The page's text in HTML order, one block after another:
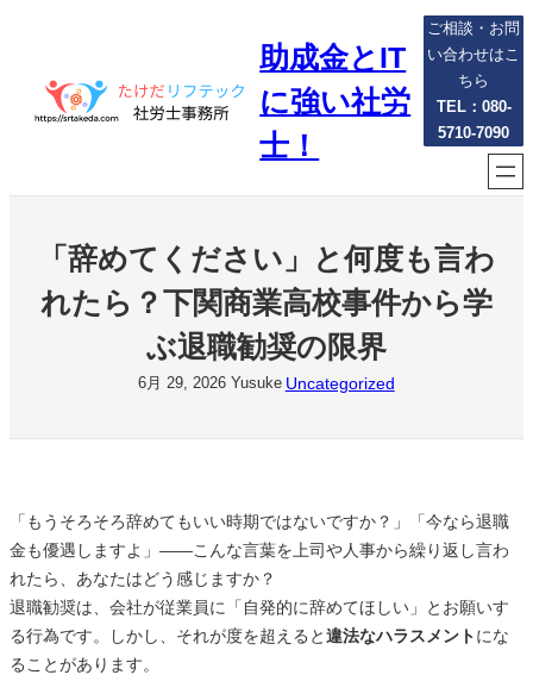
プ
助成金とIT
に強い社労
士！
ご相談・お問
い合わせはこ
ちら
TEL：080-
5710-7090
「辞めてください」と何度も言わ
れたら？下関商業高校事件から学
ぶ退職勧奨の限界
6月 29, 2026 Yusuke Uncategorized
「もうそろそろ辞めてもいい時期ではないですか？」「今なら退職
金も優遇しますよ」——こんな言葉を上司や人事から繰り返し言わ
れたら、あなたはどう感じますか？
退職勧奨は、会社が従業員に「自発的に辞めてほしい」とお願いす
る行為です。しかし、それが度を超えると違法なハラスメントにな
ることがあります。